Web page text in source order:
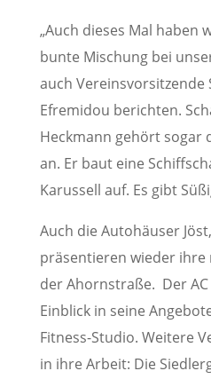
„Auch dieses Mal haben
bunte Mischung bei
auch Vereinsvorsitzende
Efremidou berichten.
Heckmann gehört sogar
an. Er baut eine
Karussell auf. Es gibt
Auch die Autohäuser
präsentieren wieder ihre
der Ahornstraße. Der
Einblick in seine
Fitness-Studio. Weitere
in ihre Arbeit: Die